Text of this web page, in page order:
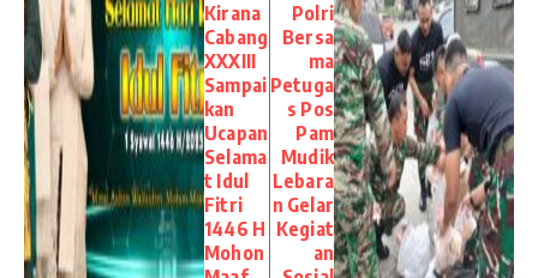
Kirana
Cabang
XXXIII
Sampai
kan
Ucapan
Selama
t Idul
Fitri
1446 H
Mohon
Polri
Bersa
ma
Petuga
s Pos
Pam
Mudik
Lebara
n Gelar
Kegiat
an